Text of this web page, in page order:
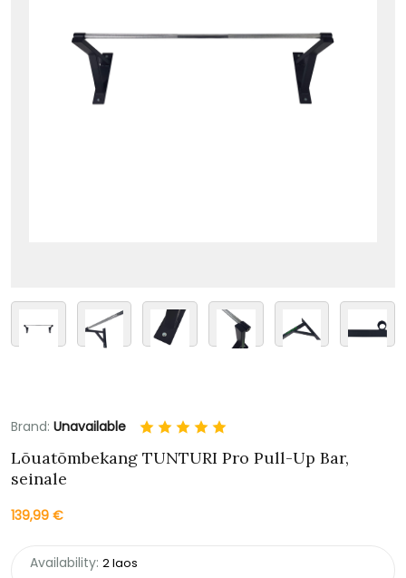
Brand: Unavailable
Lõuatõmbekang TUNTURI Pro Pull-Up Bar,
seinale
139,99 €
Availability: 2 laos